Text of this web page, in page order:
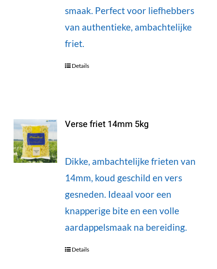
smaak. Perfect voor liefhebbers
van authentieke, ambachtelijke
friet.
Details
Verse friet 14mm 5kg
Dikke, ambachtelijke frieten van
14mm, koud geschild en vers
gesneden. Ideaal voor een
knapperige bite en een volle
aardappelsmaak na bereiding.
Details